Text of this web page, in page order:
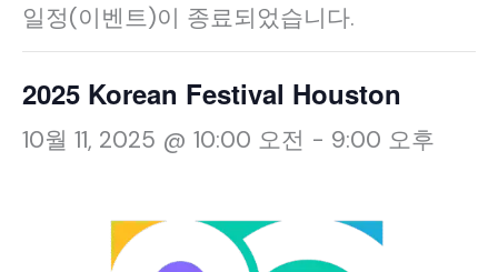
일정(이벤트)이 종료되었습니다.
2025 Korean Festival Houston
10월 11, 2025 @ 10:00 오전 - 9:00 오후